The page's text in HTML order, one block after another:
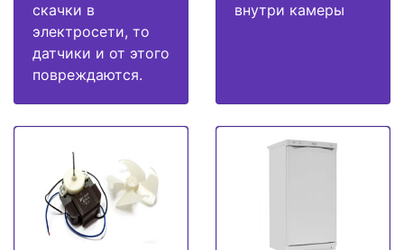
скачки в
электросети, то
датчики и от этого
повреждаются.
внутри камеры